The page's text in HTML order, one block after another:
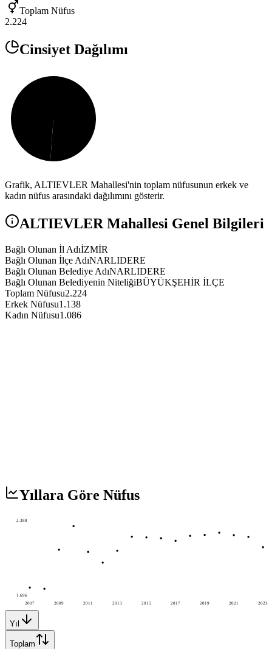
Toplam Nüfus
2.224
Cinsiyet Dağılımı
Grafik, ALTIEVLER Mahallesi'nin toplam nüfusunun erkek ve
kadın nüfus arasındaki dağılımını gösterir.
ALTIEVLER Mahallesi Genel Bilgileri
Bağlı Olunan İl AdıİZMİR
Bağlı Olunan İlçe AdıNARLIDERE
Bağlı Olunan Belediye AdıNARLIDERE
Bağlı Olunan Belediyenin NiteliğiBÜYÜKŞEHİR İLÇE
Toplam Nüfusu2.224
Erkek Nüfusu1.138
Kadın Nüfusu1.086
Yıllara Göre Nüfus
2007 2009 2011 2013 2015 2017 2019 2021 2023
2.388
1.696
Yıl
Toplam